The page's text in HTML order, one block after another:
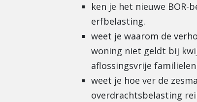
ken je het nieuwe BOR-
erfbelasting.
weet je waarom de
woning niet geldt bij
aflossingsvrije
weet je hoe ver de
overdrachtsbelasting